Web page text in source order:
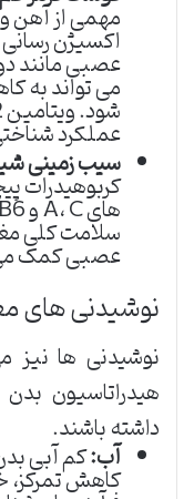
اکسیژن
عصبی مانند
می تواند به
عملکرد
سیب زمینی
کربوهیدرات
سلامت کلی
عصبی کمک
نوشیدنی های
نوشیدنی ها
هیدراتاسیون
داشته باشند.
آب:کم آبی
کاهش